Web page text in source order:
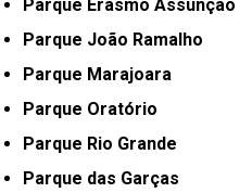
Parque Erasmo Assunção
Parque João Ramalho
Parque Marajoara
Parque Oratório
Parque Rio Grande
Parque das Garças